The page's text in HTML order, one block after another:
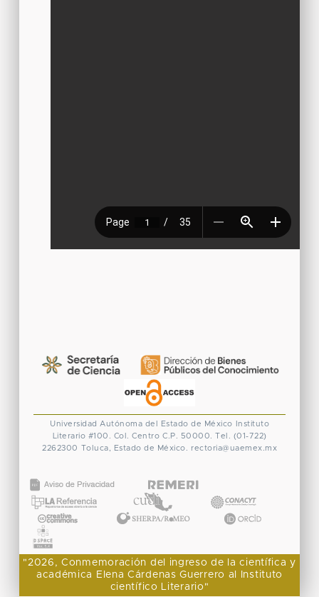
Universidad Autónoma del Estado de México
Instituto
Literario #100. Col. Centro C.P. 50000. Tel. (01-722)
2262300 Toluca, Estado de México. rectoria@uaemex.mx
"2026, Conmemoración del ingreso de la científica y
académica Elena Cárdenas Guerrero al Instituto
científico Literario"